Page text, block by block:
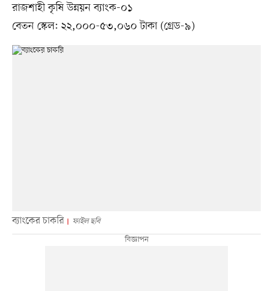
রাজশাহী কৃষি উন্নয়ন ব্যাংক-০১
বেতন স্কেল: ২২,০০০-৫৩,০৬০ টাকা (গ্রেড-৯)
ব্যাংকের চাকরি ফাইল ছবি